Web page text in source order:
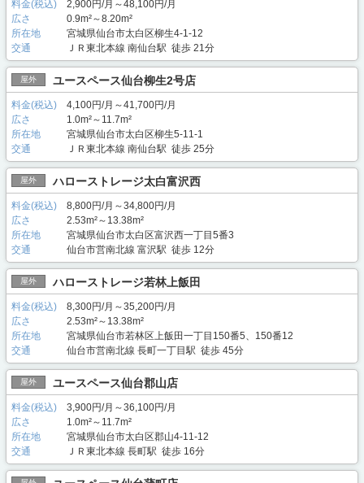
料金(税込)
2,900円/月～48,100円/月
広さ
0.9m²～8.20m²
所在地
宮城県仙台市太白区柳生4-1-12
交通
ＪＲ東北本線 南仙台駅 徒歩 21分
屋外 ユースペース仙台柳生2号店
料金(税込)
4,100円/月～41,700円/月
広さ
1.0m²～11.7m²
所在地
宮城県仙台市太白区柳生5-11-1
交通
ＪＲ東北本線 南仙台駅 徒歩 25分
屋外 ハローストレージ太白富沢西
料金(税込)
8,800円/月～34,800円/月
広さ
2.53m²～13.38m²
所在地
宮城県仙台市太白区富沢西一丁目5番3
交通
仙台市営南北線 富沢駅 徒歩 12分
屋外 ハローストレージ若林上飯田
料金(税込)
8,300円/月～35,200円/月
広さ
2.53m²～13.38m²
所在地
宮城県仙台市若林区上飯田一丁目150番5、150番12
交通
仙台市営南北線 長町一丁目駅 徒歩 45分
屋外 ユースペース仙台郡山店
料金(税込)
3,900円/月～36,100円/月
広さ
1.0m²～11.7m²
所在地
宮城県仙台市太白区郡山4-11-12
交通
ＪＲ東北本線 長町駅 徒歩 16分